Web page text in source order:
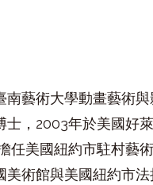
南藝術大學動畫藝術
士，2003年於美國好
任美國紐約市駐村藝
美術館與美國紐約市